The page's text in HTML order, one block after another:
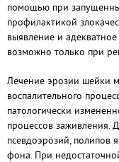
помощью при
профилактикой
выявление и
возможно только при
Лечение эрозии шейки
воспалительного
патологически
процессов заживления.
псевдоэрозий, полипов
фона. При